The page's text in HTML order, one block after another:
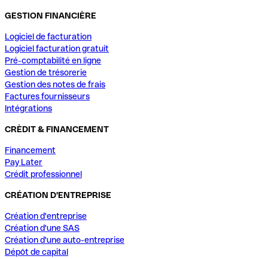
GESTION FINANCIÈRE
Logiciel de facturation
Logiciel facturation gratuit
Pré-comptabilité en ligne
Gestion de trésorerie
Gestion des notes de frais
Factures fournisseurs
Intégrations
CRÈDIT & FINANCEMENT
Financement
Pay Later
Crédit professionnel
CRÉATION D'ENTREPRISE
Création d'entreprise
Création d'une SAS
Création d'une auto-entreprise
Dépôt de capital